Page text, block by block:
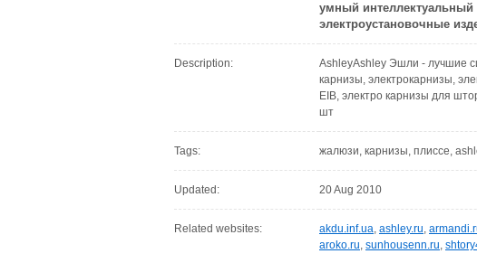
умный
электроустановочные
Description:
AshleyAshley Эшли - лучшие
карнизы, электрокарнизы,
EIB, электро карнизы для
шт
Tags: жалюзи, карнизы, плиссе,
Updated: 20 Aug 2010
Related websites: akdu.inf.ua, ashley.ru,
aroko.ru, sunhousenn.ru,